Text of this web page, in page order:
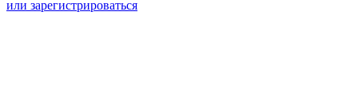
или зарегистрироваться